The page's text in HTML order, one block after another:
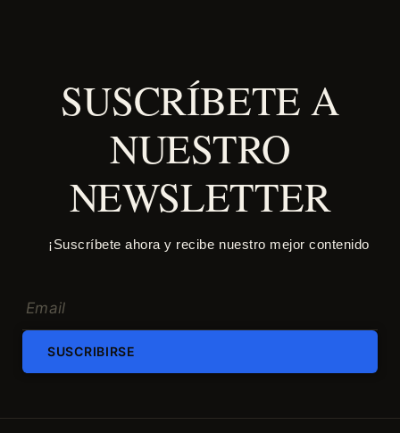
SUSCRÍBETE A
NUESTRO
NEWSLETTER
¡Suscríbete ahora y recibe nuestro mejor contenido
SUSCRIBIRSE